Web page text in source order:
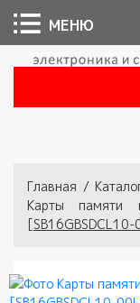
Вы здесь
Главная /
Карты памяти
[SB16GBSDCL10-
МЕНЮ